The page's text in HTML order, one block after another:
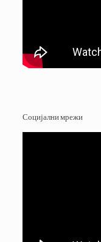
Социјални мрежи